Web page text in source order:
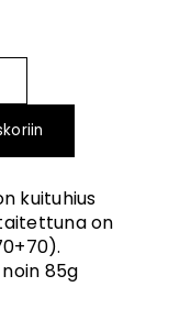
kuituhius
on
85g